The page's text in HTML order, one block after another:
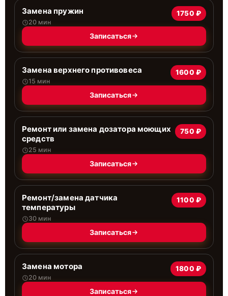
Замена пружин
20 мин
1750 ₽
Записаться
Замена верхнего противовеса
15 мин
1600 ₽
Записаться
Ремонт или замена дозатора моющих
средств
25 мин
750 ₽
Записаться
Ремонт/замена датчика
температуры
30 мин
1100 ₽
Записаться
Замена мотора
20 мин
1800 ₽
Записаться